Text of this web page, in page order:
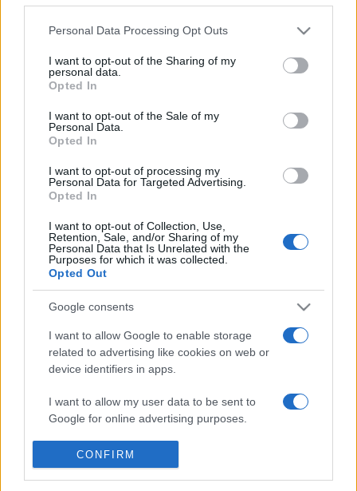
Please note that this website/app uses one or more Google
not limited to your visit or usage behaviour. You may click to
grant or deny consent to Google and its third-party tags to
use your data for below specified purposes in below Google
consent section.
Personal Data Processing Opt Outs
I want to opt-out of the Sharing of my
personal data.
Opted In
I want to opt-out of the Sale of my
Personal Data.
Opted In
I want to opt-out of processing my
Personal Data for Targeted Advertising.
Opted In
I want to opt-out of Collection, Use,
Retention, Sale, and/or Sharing of my
Personal Data that Is Unrelated with the
Purposes for which it was collected.
Opted Out
Google consents
I want to allow Google to enable storage
related to advertising like cookies on web or
device identifiers in apps.
I want to allow my user data to be sent to
Google for online advertising purposes.
I want to allow Google to send me
personalized advertising.
CONFIRM
Miskolci István (Kukorelly Endre: Ha odaállna az égben)
Berzevici Zoltán (Buda Ferenc: Míg az ember)
Németh Viktor (Kiss Judit Ágnes: Ima jó halálért)
Magyar Pite (Lackfi János: Helyben utazók)
A döntő 2016. április 3-án a Pinceszínházban (1093
Budapest, Török Pál u. 3.) lesz, ahol a zsűri tagjai is fellépnek.
HÍREK IRODALOM VERSMARATON